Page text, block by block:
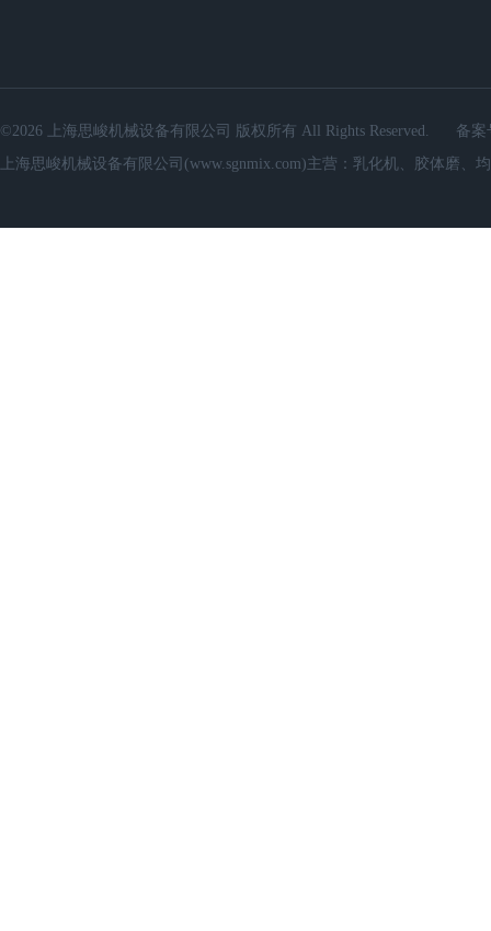
©2026 上海思峻机械设备有限公司 版权所有 All Rights Reserved.
备案
上海思峻机械设备有限公司(www.sgnmix.com)主营：乳化机、胶体磨